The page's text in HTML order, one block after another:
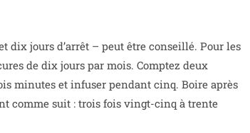
dix jours d’arrêt – peut être conseillé. Pour les
de dix jours par mois. Comptez deux
minutes et infuser pendant cinq. Boire après
comme suit : trois fois vingt-cinq à trente